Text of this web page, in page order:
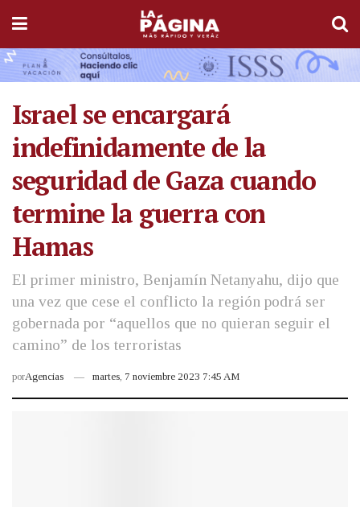
Israel se encargará
indefinidamente de la
seguridad de Gaza cuando
termine la guerra con
Hamas
El primer ministro, Benjamín Netanyahu, dijo que
una vez que cese el conflicto la región podrá ser
gobernada por “aquellos que no quieran seguir el
camino” de los terroristas
porAgencias martes, 7 noviembre 2023 7:45 AM